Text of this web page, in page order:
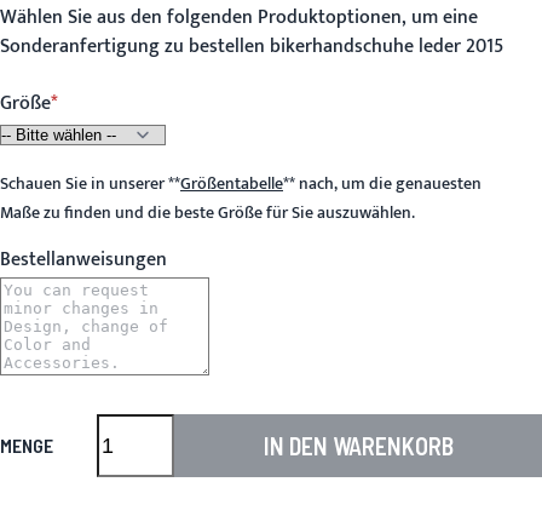
Wählen Sie aus den folgenden Produktoptionen, um eine
Sonderanfertigung zu bestellen bikerhandschuhe leder 2015
Größe
Schauen Sie in unserer**Größentabelle**nach, um die genauesten
Maße zu finden und die beste Größe für Sie auszuwählen.
Bestellanweisungen
MENGE IN DEN WARENKORB